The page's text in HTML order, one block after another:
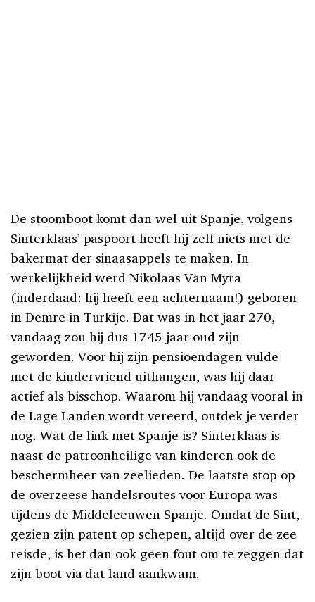
De stoomboot komt dan wel uit Spanje, volgens
Sinterklaas’ paspoort heeft hij zelf niets met de
bakermat der sinaasappels te maken. In
werkelijkheid werd Nikolaas Van Myra
(inderdaad: hij heeft een achternaam!) geboren
in Demre in Turkije. Dat was in het jaar 270,
vandaag zou hij dus 1745 jaar oud zijn
geworden. Voor hij zijn pensioendagen vulde
met de kindervriend uithangen, was hij daar
actief als bisschop. Waarom hij vandaag vooral in
de Lage Landen wordt vereerd, ontdek je verder
nog. Wat de link met Spanje is? Sinterklaas is
naast de patroonheilige van kinderen ook de
beschermheer van zeelieden. De laatste stop op
de overzeese handelsroutes voor Europa was
tijdens de Middeleeuwen Spanje. Omdat de Sint,
gezien zijn patent op schepen, altijd over de zee
reisde, is het dan ook geen fout om te zeggen dat
zijn boot via dat land aankwam.